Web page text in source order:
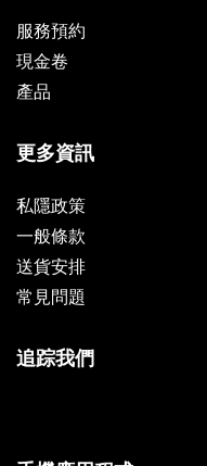
服務預約
現金卷
產品
更多資訊
私隱政策
一般條款
送貨安排
常見問題
追踪我們